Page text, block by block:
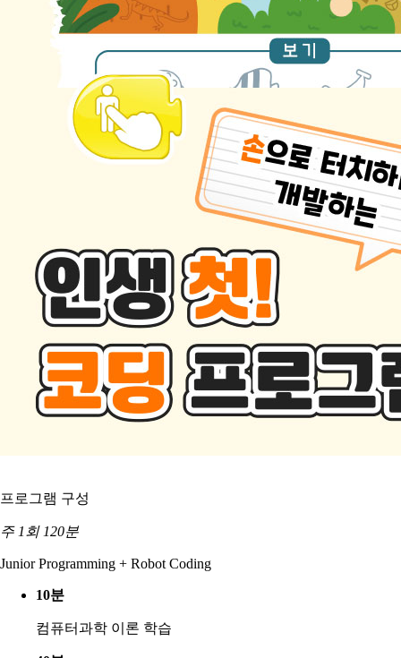
프로그램 구성
주 1회 120분
Junior Programming + Robot Coding
10분
컴퓨터과학 이론 학습